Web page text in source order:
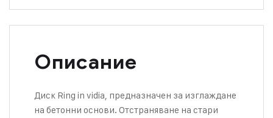
Описание
Диск Ring in vidia, предназначен за изглаждане
на бетонни основи. Отстраняване на стари